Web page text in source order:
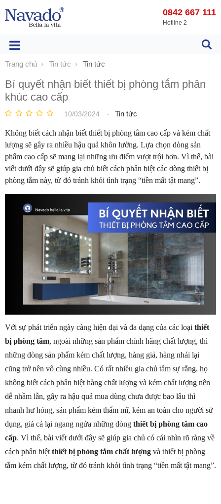
0842 667 111
Hotline 2
Trang chủ Tin tức Tin tức
Bí quyết nhận biết thiết bị phòng tắm phân
khúc cao cấp
10/03/2024 - Tin tức
Không biết cách nhận biết thiết bị phòng tắm cao cấp và kém chất
lượng sẽ gây ra nhiều hậu quả khôn lường. Lựa chọn dòng sản
phẩm cao cấp sẽ mang lại những ưu điểm vượt trội hơn. Vì thế, bài
viết dưới đây sẽ giúp gia chủ biết cách phân biệt các dòng thiết bị
phòng tắm này, từ đó tránh khỏi tình trạng “tiền mất tật mang”.
Với sự phát triển ngày càng hiện đại và đa dạng của các loại thiết
bị phòng tắm, ngoài những sản phẩm chính hãng chất lượng, thì
những dòng sản phẩm kém chất lượng, hàng giả, hàng nhái lại
cũng trở nên vô cùng nhiều. Có rất nhiều gia chủ tâm sự rằng, họ
không biết cách phân biệt hàng chất lượng và kém chất lượng nên
dễ nhầm lẫn, gây ra hậu quả mua dùng chưa được bao lâu thì
nhanh hư hỏng, sản phẩm kém thẩm mĩ, kém an toàn cho người sử
dụng, giá cả lại ngang ngửa những dòng thiết bị phòng tắm cao
cấp. Vì thế, bài viết dưới đây sẽ giúp gia chủ có cái nhìn rõ ràng về
cách phân biệt thiết bị phòng tắm chất lượng và thiết bị phòng
tắm kém chất lượng, từ đó tránh khỏi tình trạng “tiền mất tật mang”.